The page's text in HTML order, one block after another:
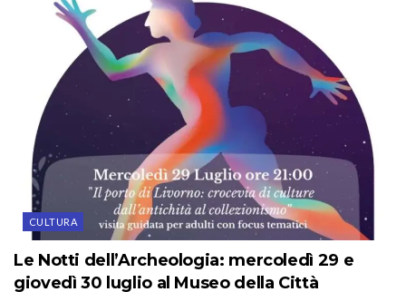
CULTURA
Le Notti dell’Archeologia: mercoledì 29 e
giovedì 30 luglio al Museo della Città